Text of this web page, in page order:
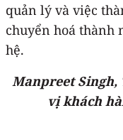
quản lý và việc
chuyển hoá thành
hệ.
Manpreet
vị khách